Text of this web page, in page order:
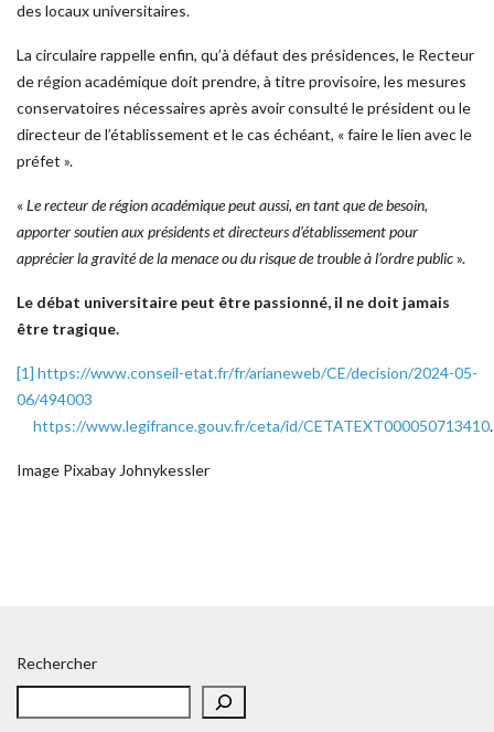
des locaux universitaires.
La circulaire rappelle enfin, qu’à défaut des présidences, le Recteur
de région académique doit prendre, à titre provisoire, les mesures
conservatoires nécessaires après avoir consulté le président ou le
directeur de l’établissement et le cas échéant, « faire le lien avec le
préfet ».
«Le recteur de région académique peut aussi, en tant que de besoin,
apporter soutien aux présidents et directeurs d’établissement pour
apprécier la gravité de la menace ou du risque de trouble à l’ordre public».
Le débat universitaire peut être passionné, il ne doit jamais
être tragique.
[1] https://www.conseil-etat.fr/fr/arianeweb/CE/decision/2024-05-
06/494003
https://www.legifrance.gouv.fr/ceta/id/CETATEXT000050713410.
Image Pixabay Johnykessler
Rechercher